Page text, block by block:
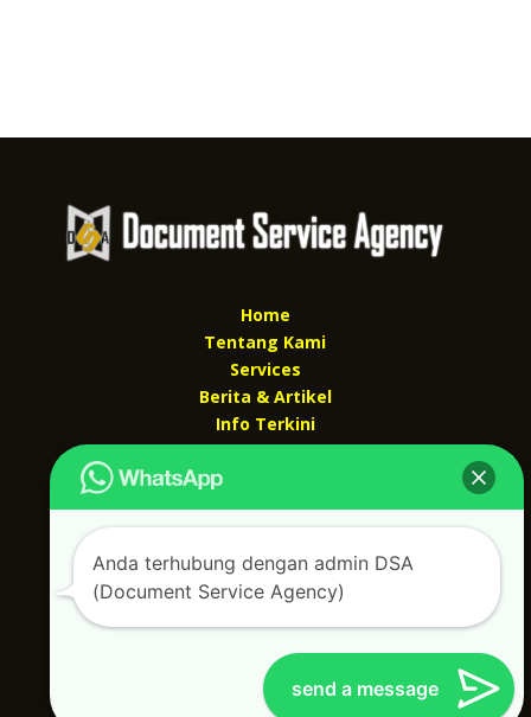
Home
Tentang Kami
Services
Berita & Artikel
Info Terkini
Kontak Kami
Kontak kami
Alamat kantor :
Jl Swadaya Pam No 6 Rt 006 Rw 007 Jatinegara,
Cakung, Jakarta Timur 13930
(Dekat Mesjid Al Marzukiyah Swadaya Pam)
087887631193 / 021 48671259
documentsserviceagency@gmail.com
send a message
Anda terhubung dengan admin DSA
(Document Service Agency)